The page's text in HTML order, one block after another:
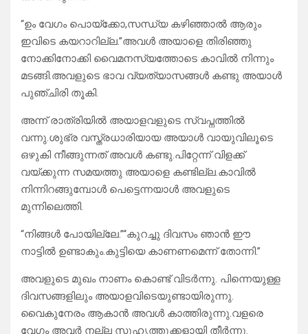
“ഉം വേഗം പൊയ്ക്കോ,സന്ധ്യ കഴിഞ്ഞാൽ ആരും
ഇവിടെ കയറാറില്ല.”അവൾ അയാളെ തിരിഞ്ഞു
നോക്കിനോക്കി വൈമനസ്യത്തോടെ കാവിൽ നിന്നും
മടങ്ങി.അവളുടെ ഭാവ വ്യത്യാസങ്ങൾ കണ്ടു അയാൾ
പുഞ്ചിരി തൂകി.
അന്ന് രാത്രിയിൽ അയാളവളുടെ സ്വപ്നത്തിൽ
വന്നു.ശുഭ്ര വസ്ത്രധാരിയായ അയാൾ വായുവിലൂടെ
ഒഴുകി നീങ്ങുന്നത് അവൾ കണ്ടു.പിറ്റേന്ന് വിളക്ക്
വയ്ക്കുന്ന സമയത്തു അയാളെ കണ്ടില്ല.കാവിൽ
നിന്നിറങ്ങുമ്പോൾ പെട്ടെന്നയാൾ അവളുടെ
മുന്നിലെത്തി.
“നിങ്ങൾ പോയില്ലേ.”“കുറച്ചു ദിവസം ഞാൻ ഈ
നാട്ടിൽ ഉണ്ടാകും.കുട്ടിയെ കാണണമെന്ന് തോന്നി.”
അവളുടെ മുഖം നാണം കൊണ്ട് വിടർന്നു. പിന്നെയുള്ള
ദിവസങ്ങളിലും അയാളവിടെയുണ്ടായിരുന്നു.
വൈകുനേരം ആകാൻ അവൾ കാത്തിരുന്നു.വളരെ
വേഗം അവർ നല്ല സുഹൃത്തുക്കളായി തീർന്നു.